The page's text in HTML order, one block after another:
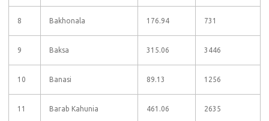
8 Bakhonala 176.94 731
9 Baksa 315.06 3446
10 Banasi 89.13 1256
11 Barab Kahunia 461.06 2635